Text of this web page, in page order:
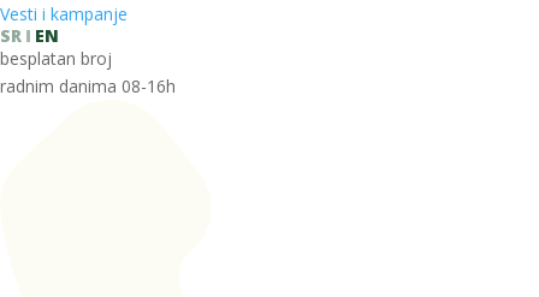
Vesti i kampanje
SR
EN
besplatan broj
radnim danima 08-16h